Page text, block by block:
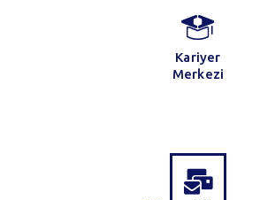
Kariyer
Merkezi